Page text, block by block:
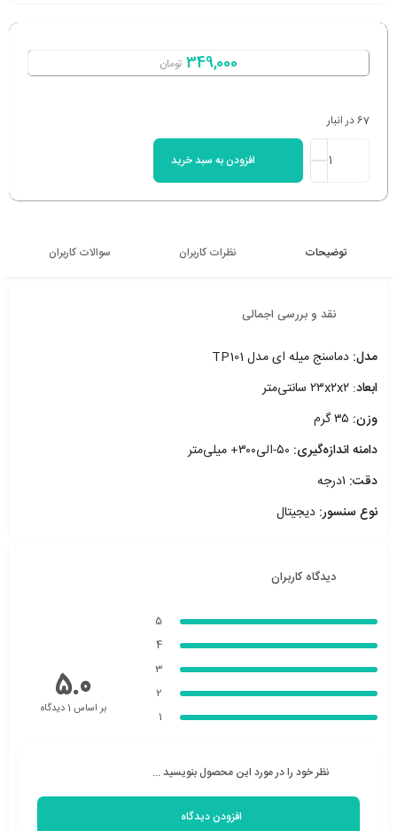
349,000 تومان
67 در انبار
افزودن به سبد خرید
توضیحات نظرات کاربران سوالات کاربران
نقد و بررسی اجمالی
مدل: دماسنج میله ای مدل TP101
ابعاد: ۲۳x۲x۲ سانتی‌متر
وزن:
دامنه اندازه‌گیری:
دقت:
نوع سنسور: دیجیتال
دیدگاه کاربران
5
4
3
2
1
5.0بر اساس 1 دیدگاه
نظر خود را در مورد این محصول بنویسید ...
افزودن دیدگاه